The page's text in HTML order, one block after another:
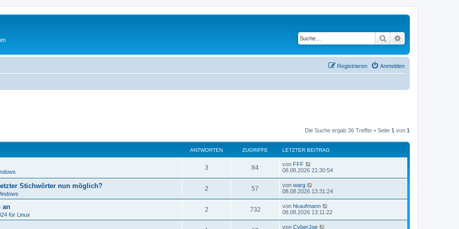
Suche
Anmelden
Registrieren
Die Suche ergab 36 Treffer • Seite 1 von 1
ANTWORTEN ZUGRIFFE LETZTER BEITRAG
3A
n
w
o
84Z
u
r
i
L
e
t
e
r
B
e
i
t
von FFF
08.08.2026 21:30:54
Stichwörter nun möglich? 2A
n
57
u
L
e
t
e
r
B
von warg
08.08.2026 13:31:24
an
für Linux
2A
n
732Z
u
L
e
von hkaufmann
08.08.2026 13:11:22
L
von CyberJoe